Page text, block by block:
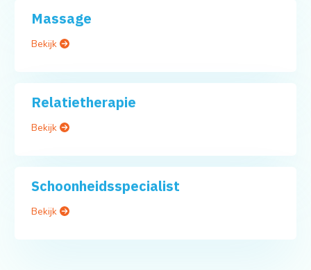
Massage
Bekijk
Relatietherapie
Bekijk
Schoonheidsspecialist
Bekijk